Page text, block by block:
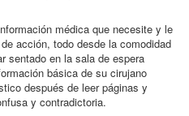
médica que necesite y le
acción, todo desde la comodidad
sentado en la sala de espera
básica de su cirujano
después de leer páginas y
y contradictoria.